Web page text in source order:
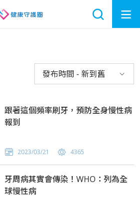
發布時間 - 新到舊
跟著這個頻率刷牙，預防全身慢性病
報到
2023/03/21 4365
牙周病其實會傳染！WHO：列為全
球慢性病